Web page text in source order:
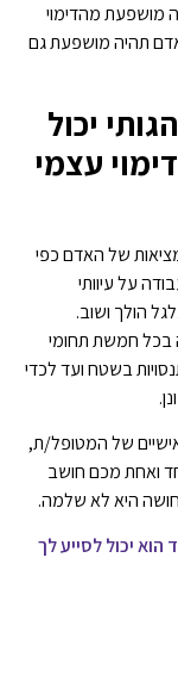
מושפעת מהדימוי
תהיה מושפעת גם
יכול
עצמי
של האדם כפי
על עיוותי
הולך ושוב.
בכל חמשת תחומי
בשטח ועד לכדי
של המטופל/ת,
ואחת מכם חושב
היא לא שלמה.
הוא יכול לסייע לך